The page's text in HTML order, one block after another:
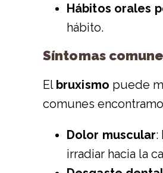
Hábitos orales
hábito.
Síntomas
El bruxismo puede
comunes
Dolor muscular:
irradiar hacia la